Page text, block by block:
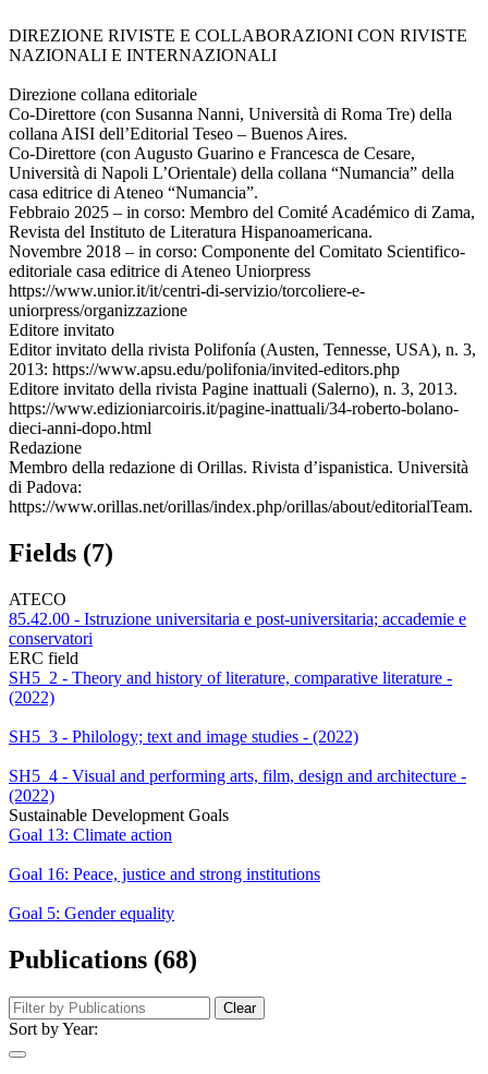
DIREZIONE RIVISTE E COLLABORAZIONI CON RIVISTE
NAZIONALI E INTERNAZIONALI
Direzione collana editoriale
Co-Direttore (con Susanna Nanni, Università di Roma Tre) della
collana AISI dell’Editorial Teseo – Buenos Aires.
Co-Direttore (con Augusto Guarino e Francesca de Cesare,
Università di Napoli L’Orientale) della collana “Numancia” della
casa editrice di Ateneo “Numancia”.
Febbraio 2025 – in corso: Membro del Comité Académico di Zama,
Revista del Instituto de Literatura Hispanoamericana.
Novembre 2018 – in corso: Componente del Comitato Scientifico-
editoriale casa editrice di Ateneo Uniorpress
https://www.unior.it/it/centri-di-servizio/torcoliere-e-
uniorpress/organizzazione
Editore invitato
Editor invitato della rivista Polifonía (Austen, Tennesse, USA), n. 3,
2013: https://www.apsu.edu/polifonia/invited-editors.php
Editore invitato della rivista Pagine inattuali (Salerno), n. 3, 2013.
https://www.edizioniarcoiris.it/pagine-inattuali/34-roberto-bolano-
dieci-anni-dopo.html
Redazione
Membro della redazione di Orillas. Rivista d’ispanistica. Università
di Padova:
https://www.orillas.net/orillas/index.php/orillas/about/editorialTeam.
Fields (7)
ATECO
85.42.00 - Istruzione universitaria e post-universitaria; accademie e
conservatori
ERC field
SH5_2 - Theory and history of literature, comparative literature -
(2022)
SH5_3 - Philology; text and image studies - (2022)
SH5_4 - Visual and performing arts, film, design and architecture -
(2022)
Sustainable Development Goals
Goal 13: Climate action
Goal 16: Peace, justice and strong institutions
Goal 5: Gender equality
Publications (68)
Clear
Sort by Year: